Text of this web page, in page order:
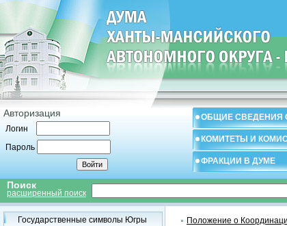
Авторизация
Логин
Пароль
ОБЩИЕ СВЕДЕНИЯ
КОМИТЕТЫ И
ФРАКЦИИ В ДУМЕ
Поиск
расширенный поиск
Государственные символы Югры
Положение о